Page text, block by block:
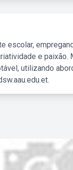
escolar,
e paixão.
utilizando